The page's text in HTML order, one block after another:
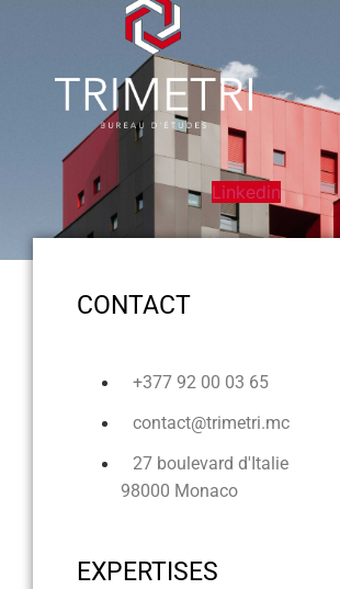
Linkedin
CONTACT
+377 92 00 03 65
contact@trimetri.mc
27 boulevard d'Italie
98000 Monaco
EXPERTISES